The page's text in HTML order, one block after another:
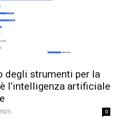
degli strumenti per la
l’intelligenza artificiale
0